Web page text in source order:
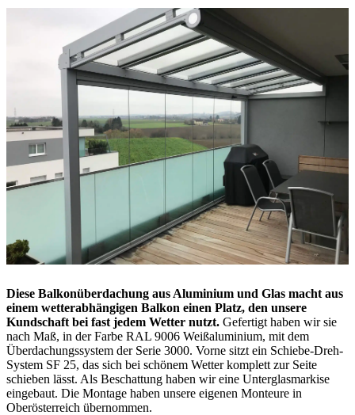
Diese Balkonüberdachung aus Aluminium und Glas macht aus
einem wetterabhängigen Balkon einen Platz, den unsere
Kundschaft bei fast jedem Wetter nutzt. Gefertigt haben wir sie
nach Maß, in der Farbe RAL 9006 Weißaluminium, mit dem
Überdachungssystem der Serie 3000. Vorne sitzt ein Schiebe-Dreh-
System SF 25, das sich bei schönem Wetter komplett zur Seite
schieben lässt. Als Beschattung haben wir eine Unterglasmarkise
eingebaut. Die Montage haben unsere eigenen Monteure in
Oberösterreich übernommen.